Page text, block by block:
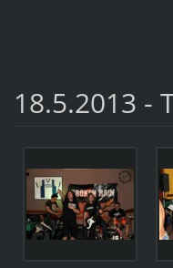
18.5.2013 -